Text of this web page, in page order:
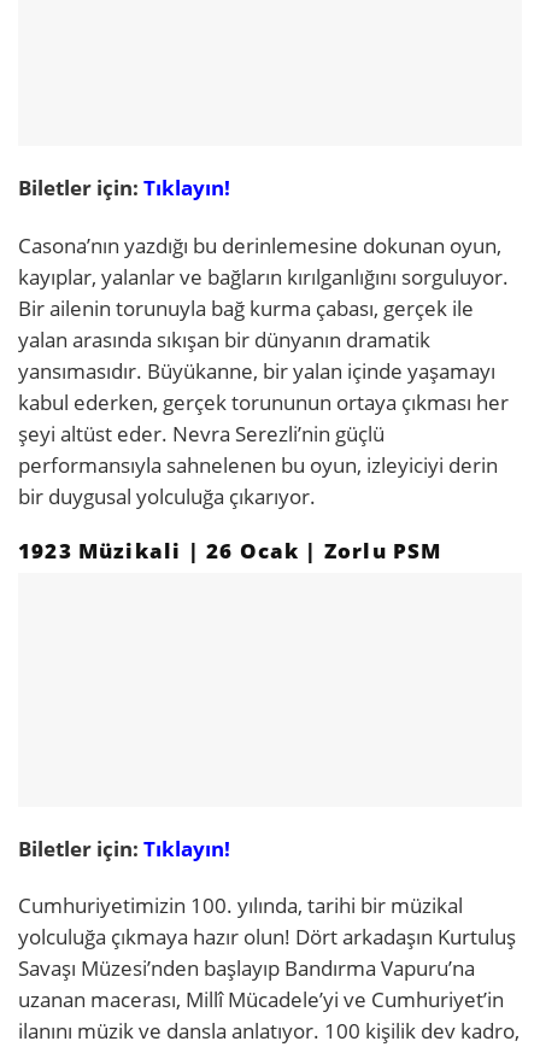
Biletler için: Tıklayın!
Casona’nın yazdığı bu derinlemesine dokunan oyun,
kayıplar, yalanlar ve bağların kırılganlığını sorguluyor.
Bir ailenin torunuyla bağ kurma çabası, gerçek ile
yalan arasında sıkışan bir dünyanın dramatik
yansımasıdır. Büyükanne, bir yalan içinde yaşamayı
kabul ederken, gerçek torununun ortaya çıkması her
şeyi altüst eder. Nevra Serezli’nin güçlü
performansıyla sahnelenen bu oyun, izleyiciyi derin
bir duygusal yolculuğa çıkarıyor.
1923 Müzikali | 26 Ocak | Zorlu PSM
Biletler için: Tıklayın!
Cumhuriyetimizin 100. yılında, tarihi bir müzikal
yolculuğa çıkmaya hazır olun! Dört arkadaşın Kurtuluş
Savaşı Müzesi’nden başlayıp Bandırma Vapuru’na
uzanan macerası, Millî Mücadele’yi ve Cumhuriyet’in
ilanını müzik ve dansla anlatıyor. 100 kişilik dev kadro,